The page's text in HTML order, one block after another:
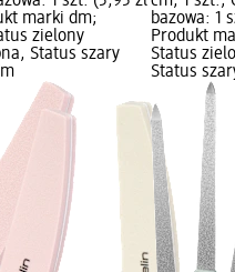
marki dm;
zielony
Status szary
bazowa: 1
Produkt
Status
Status